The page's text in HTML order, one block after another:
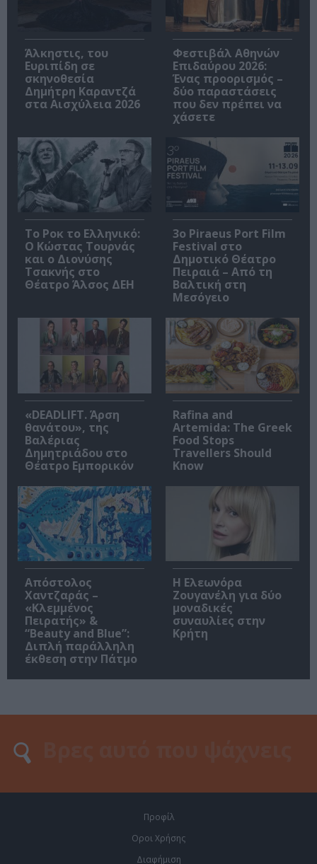
Άλκηστις, του
Ευριπίδη σε
σκηνοθεσία
Δημήτρη Καραντζά
στα Αισχύλεια 2026
Φεστιβάλ Αθηνών
Επιδαύρου 2026:
Ένας προορισμός –
δύο παραστάσεις
που δεν πρέπει να
χάσετε
Το Ροκ το Ελληνικό:
Ο Κώστας Τουρνάς
και ο Διονύσης
Τσακνής στο
Θέατρο Άλσος ΔΕΗ
3o Piraeus Port Film
Festival στο
Δημοτικό Θέατρο
Πειραιά – Από τη
Βαλτική στη
Μεσόγειο
«DEADLIFT. Άρση
θανάτου», της
Βαλέριας
Δημητριάδου στο
Θέατρο Εμπορικόν
Rafina and
Artemida: The Greek
Food Stops
Travellers Should
Know
Απόστολος
Χαντζαράς –
«Κλεμμένος
Πειρατής» &
“Beauty and Blue”:
Διπλή παράλληλη
έκθεση στην Πάτμο
Η Ελεωνόρα
Ζουγανέλη για δύο
μοναδικές
συναυλίες στην
Κρήτη
Προφίλ
Οροι Χρήσης
Διαφήμιση